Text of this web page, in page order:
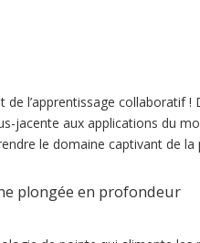
l’apprentissage collaboratif
jacente aux applications du
le domaine captivant de
plongée en profondeur